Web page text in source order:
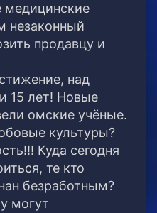
медицинские
незаконный
продавцу и
над
15 лет! Новые
омские учёные.
культуры?
Куда сегодня
те кто
безработным?
могут